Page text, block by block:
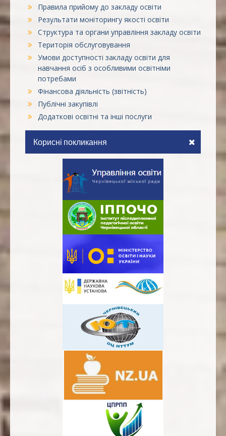
Правила прийому до закладу освіти
Результати моніторингу якості освіти
Структура та органи управління закладу освіти
Територія обслуговування
Умови доступності закладу освіти для
навчання осіб з особливими освітніми
потребами
Фінансова діяльність (звітність)
Публічні закупівлі
Додаткові освітні та інші послуги
Корисні покликання